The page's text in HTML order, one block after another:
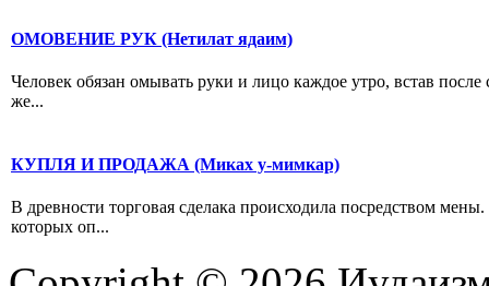
ОМОВЕНИЕ РУК (Нетилат ядаим)
Человек обязан омывать руки и лицо каждое утро, встав
же...
КУПЛЯ И ПРОДАЖА (Миках у-мимкар)
В древности торговая сделака происходила посредством
которых оп...